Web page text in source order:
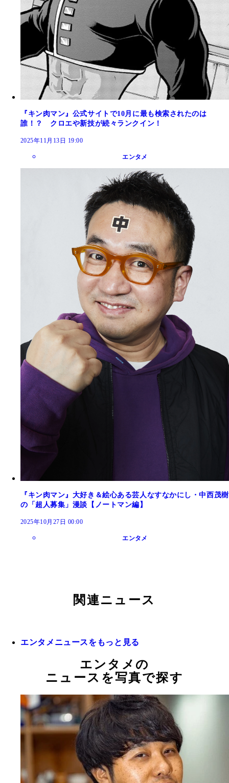
『キン肉マン』公式サイトで10月に最も検索されたのは
誰！？ クロエや新技が続々ランクイン！
2025年11月13日 19:00
エンタメ
『キン肉マン』大好き＆絵心ある芸人なすなかにし・中西茂樹
の「超人募集」漫談【ノートマン編】
2025年10月27日 00:00
エンタメ
関連ニュース
エンタメニュースをもっと見る
エンタメの
ニュースを写真で探す